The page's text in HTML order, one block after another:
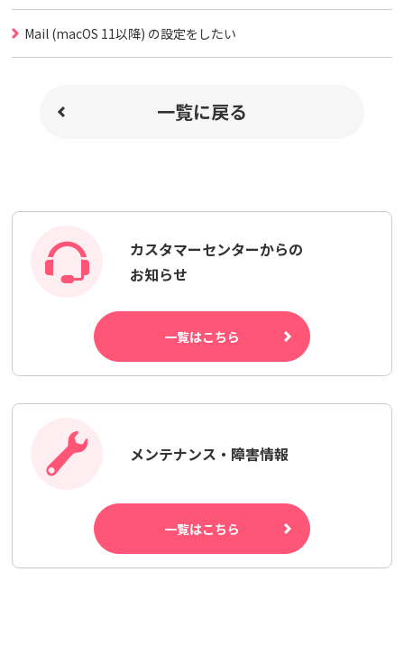
Mail (macOS 11以降) の設定をしたい
一覧に戻る
カスタマーセンターからの
お知らせ
一覧はこちら
メンテナンス・障害情報
一覧はこちら